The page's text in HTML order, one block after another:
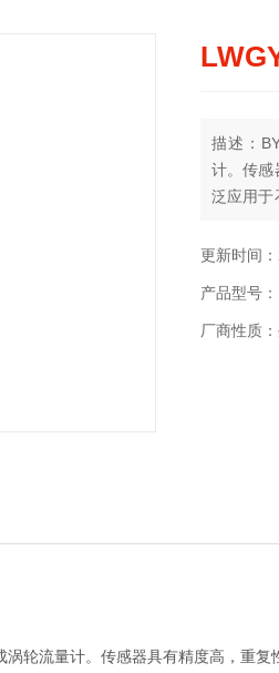
描述：
计。传感
泛应用于
更新时间
产品型号：
厂商性质
轮流量计。传感器具有精度高，重